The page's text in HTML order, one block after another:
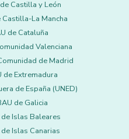
Castilla y León
Castilla-La Mancha
de Cataluña
Valenciana
de Madrid
de Extremadura
de España (UNED)
de Galicia
Islas Baleares
Islas Canarias